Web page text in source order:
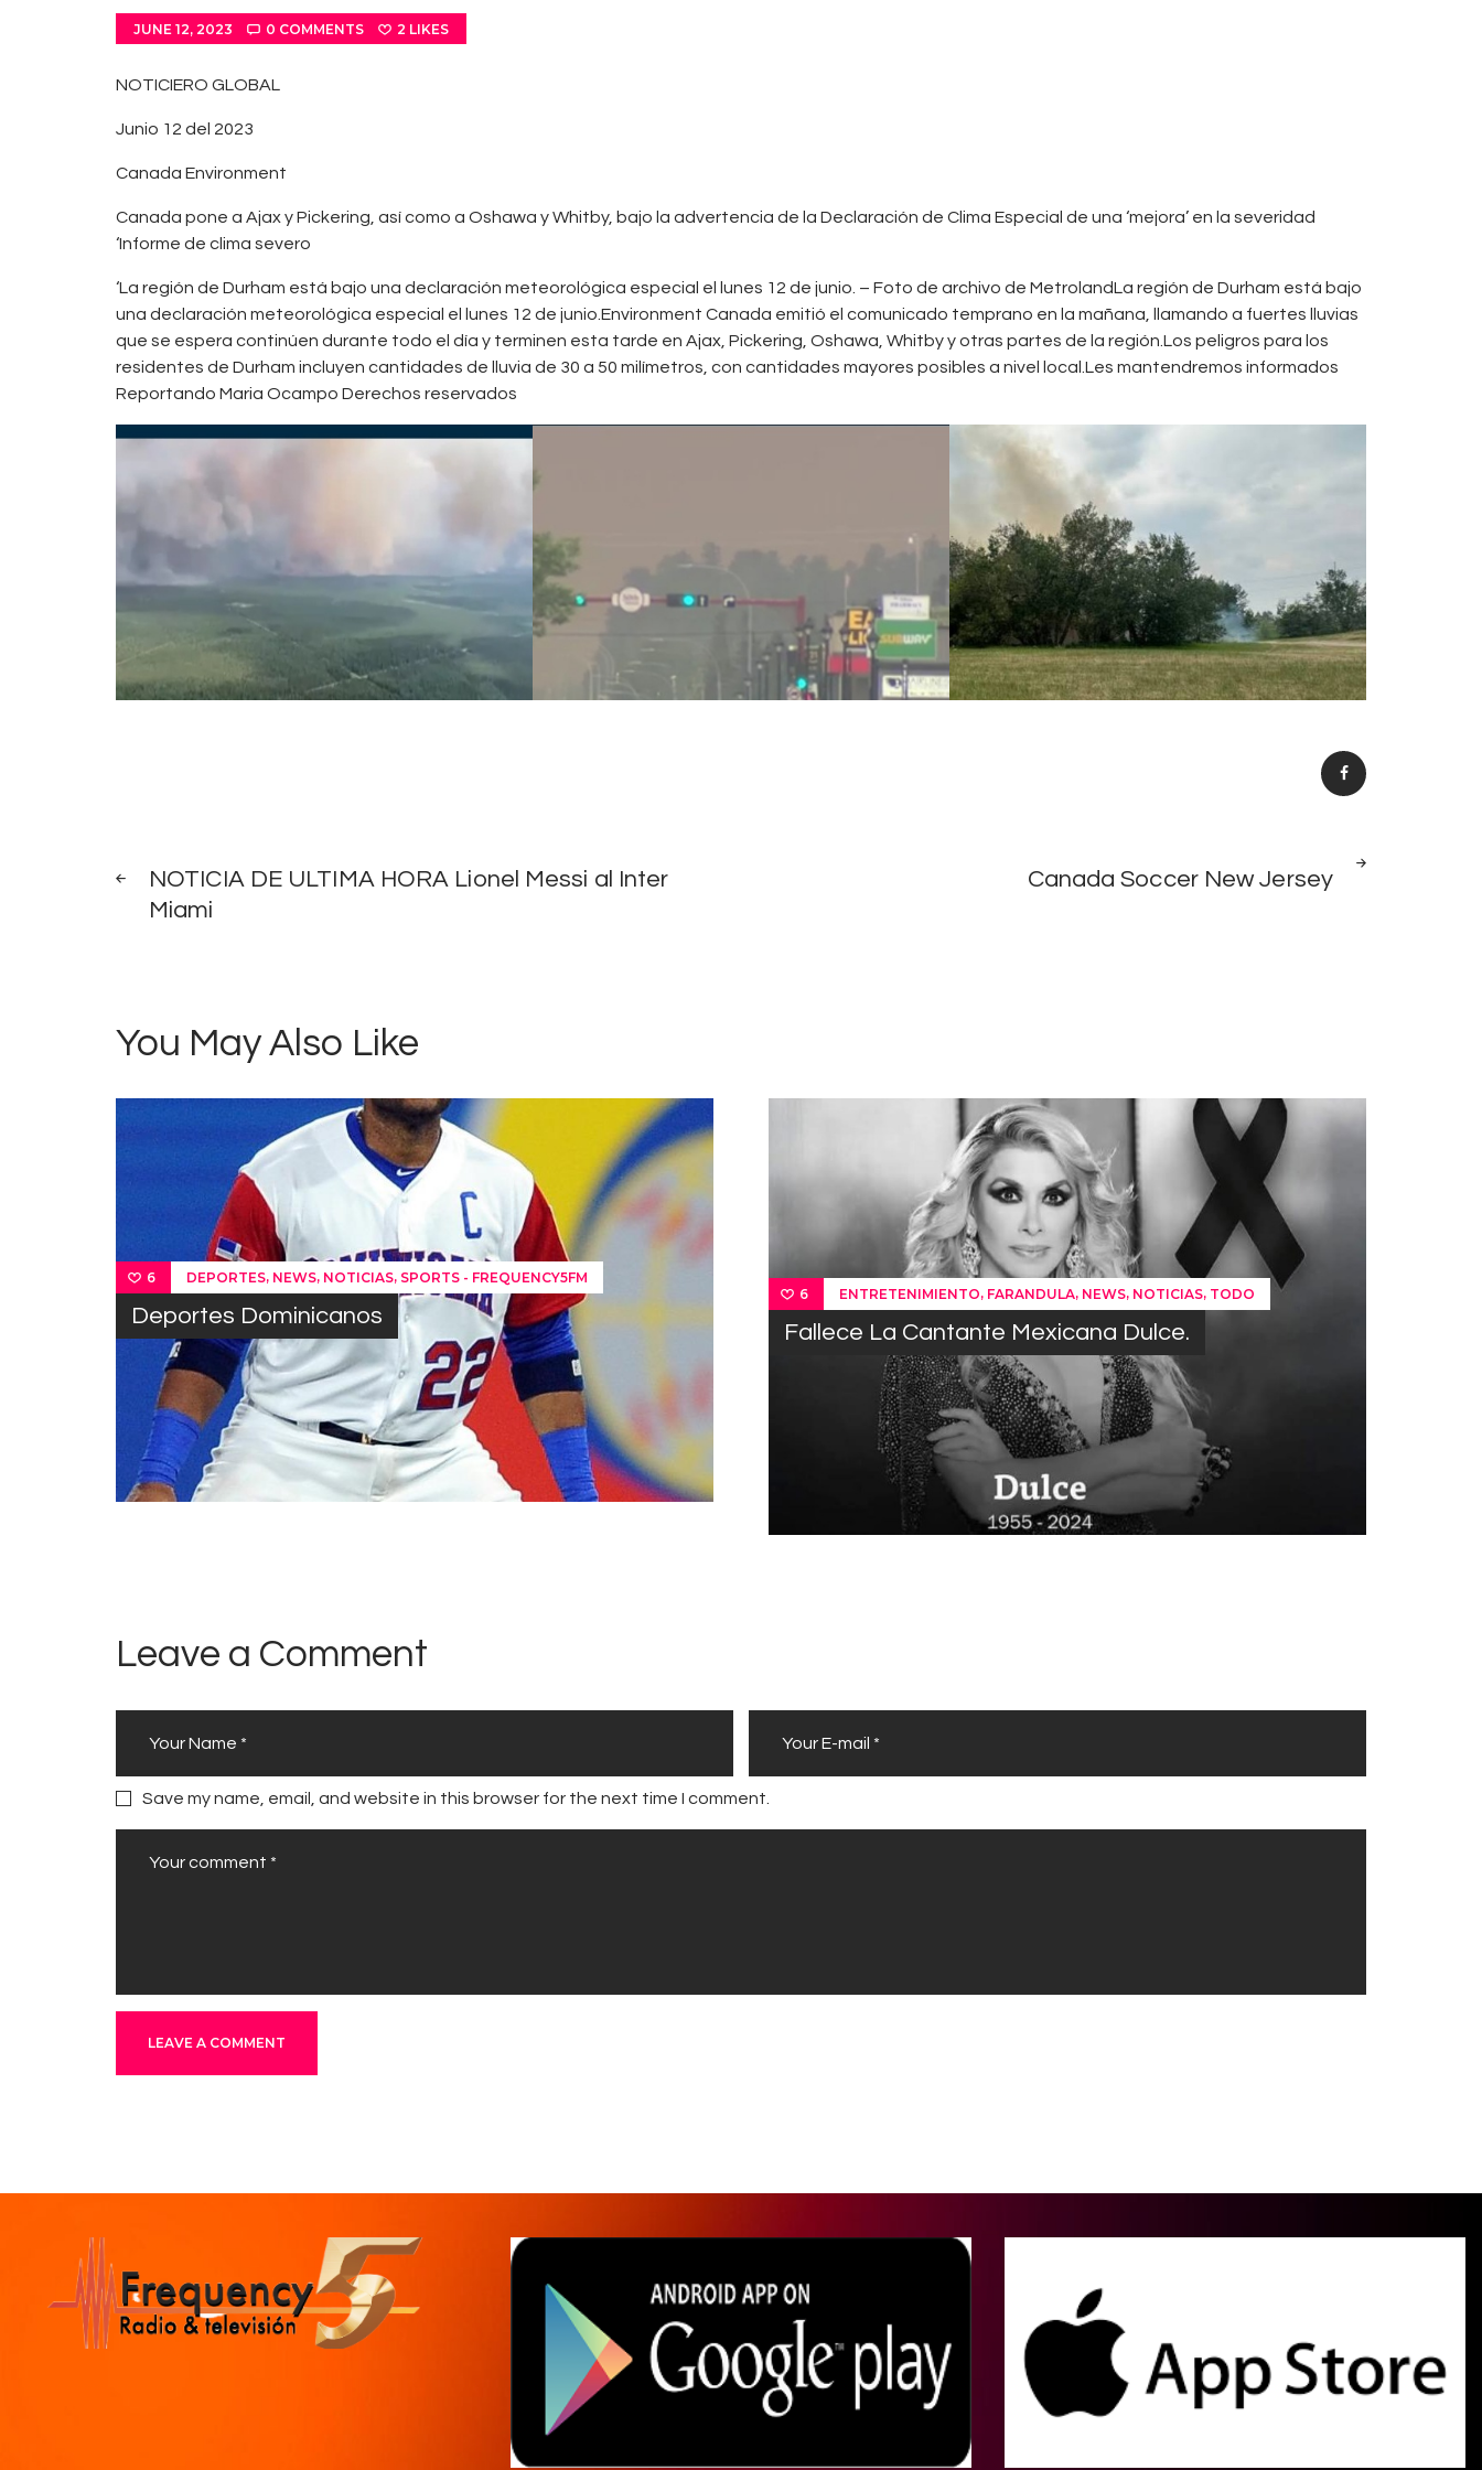
JUNE 12, 2023 0 COMMENTS 2 LIKES
NOTICIERO GLOBAL
Junio 12 del 2023
Canada Environment
Canada pone a Ajax y Pickering, así como a Oshawa y Whitby, bajo la advertencia de la Declaración de Clima Especial de una ‘mejora’ en la severidad
‘Informe de clima severo
‘La región de Durham está bajo una declaración meteorológica especial el lunes 12 de junio. – Foto de archivo de MetrolandLa región de Durham está bajo
una declaración meteorológica especial el lunes 12 de junio.Environment Canada emitió el comunicado temprano en la mañana, llamando a fuertes lluvias
que se espera continúen durante todo el día y terminen esta tarde en Ajax, Pickering, Oshawa, Whitby y otras partes de la región.Los peligros para los
residentes de Durham incluyen cantidades de lluvia de 30 a 50 milímetros, con cantidades mayores posibles a nivel local.Les mantendremos informados
Reportando Maria Ocampo Derechos reservados
Post
navigation
POST
NOTICIA DE ULTIMA HORA Lionel Messi al Inter
Miami
NEXT
POST
Canada Soccer New Jersey
You May Also Like
6 DEPORTES, NEWS, NOTICIAS, SPORTS - FREQUENCY5FM
Deportes Dominicanos
6 ENTRETENIMIENTO, FARANDULA, NEWS, NOTICIAS, TODO
Fallece La Cantante Mexicana Dulce.
Leave a Comment
Save my name, email, and website in this browser for the next time I comment.